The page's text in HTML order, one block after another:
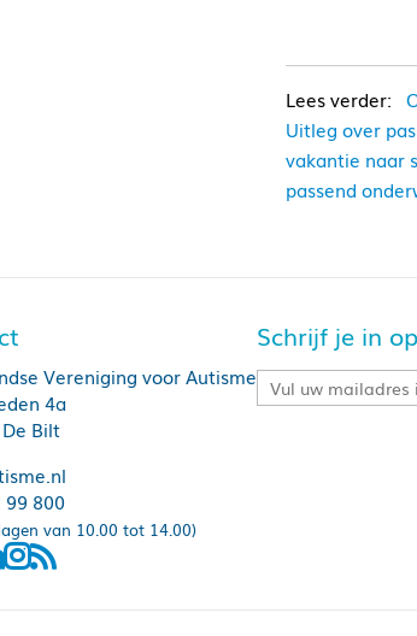
Uitleg over
vakantie naar
passend
Vereniging voor Autisme
4a
Bilt
99 800
van 10.00 tot 14.00)
Schrijf je in